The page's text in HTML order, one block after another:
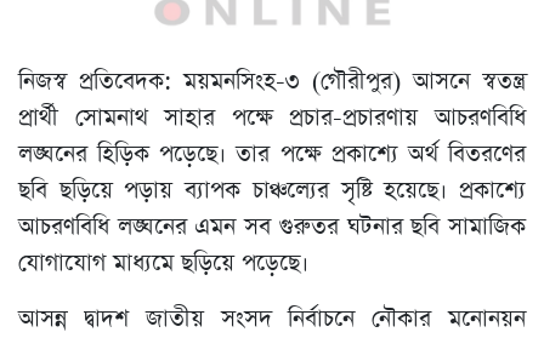
নিজস্ব প্রতিবেদক: ময়মনসিংহ-৩ (গৌরীপুর) আসনে স্বতন্ত্র
প্রার্থী সোমনাথ সাহার পক্ষে প্রচার-প্রচারণায় আচরণবিধি
লঙ্ঘনের হিড়িক পড়েছে। তার পক্ষে প্রকাশ্যে অর্থ বিতরণের
ছবি ছড়িয়ে পড়ায় ব্যাপক চাঞ্চল্যের সৃষ্টি হয়েছে। প্রকাশ্যে
আচরণবিধি লঙ্ঘনের এমন সব গুরুতর ঘটনার ছবি সামাজিক
যোগাযোগ মাধ্যমে ছড়িয়ে পড়েছে।
আসন্ন দ্বাদশ জাতীয় সংসদ নির্বাচনে নৌকার মনোনয়ন